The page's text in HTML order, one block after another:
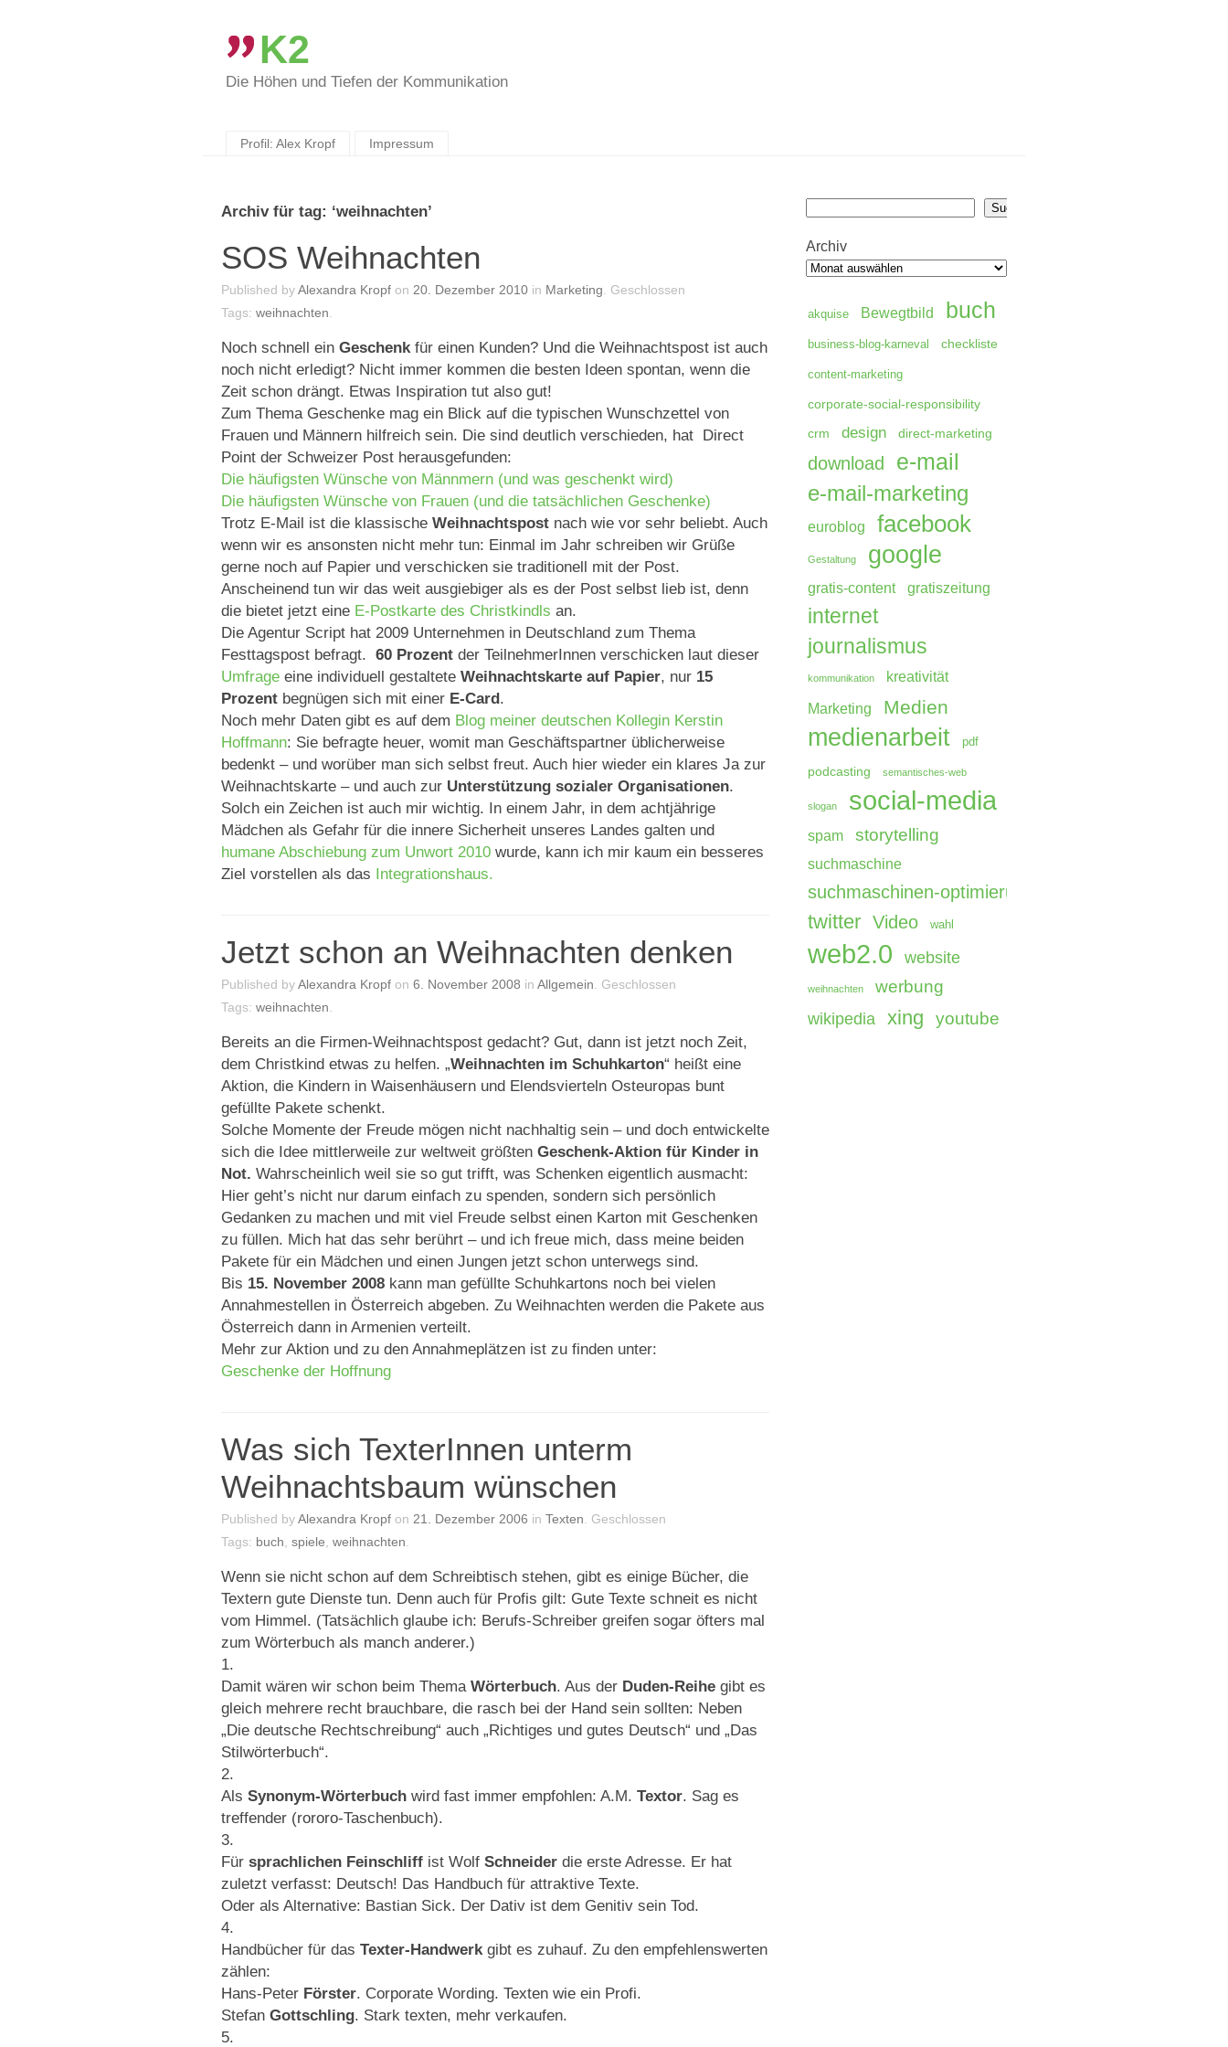
K2
Die Höhen und Tiefen der Kommunikation
Profil: Alex Kropf
Impressum
Archiv für tag: ‘weihnachten’
SOS Weihnachten
Published byAlexandra Kropf on 20. Dezember 2010 in Marketing
Geschlossen
Tags: weihnachten
Noch schnell ein Geschenk für einen Kunden? Und die Weihnachtspost ist auch
noch nicht erledigt? Nicht immer kommen die besten Ideen spontan, wenn die
Zeit schon drängt. Etwas Inspiration tut also gut!
Zum Thema Geschenke mag ein Blick auf die typischen Wunschzettel von
Frauen und Männern hilfreich sein. Die sind deutlich verschieden, hat Direct
Point der Schweizer Post herausgefunden:
Die häufigsten Wünsche von Männmern (und was geschenkt wird)
Die häufigsten Wünsche von Frauen (und die tatsächlichen Geschenke)
Trotz E-Mail ist die klassische Weihnachtspost nach wie vor sehr beliebt. Auch
wenn wir es ansonsten nicht mehr tun: Einmal im Jahr schreiben wir Grüße
gerne noch auf Papier und verschicken sie traditionell mit der Post.
Anscheinend tun wir das weit ausgiebiger als es der Post selbst lieb ist, denn
die bietet jetzt eine E-Postkarte des Christkindls an.
Die Agentur Script hat 2009 Unternehmen in Deutschland zum Thema
Festtagspost befragt. 60 Prozent der TeilnehmerInnen verschicken laut dieser
Umfrage eine individuell gestaltete Weihnachtskarte auf Papier, nur 15
Prozent begnügen sich mit einer E-Card.
Noch mehr Daten gibt es auf dem Blog meiner deutschen Kollegin Kerstin
Hoffmann: Sie befragte heuer, womit man Geschäftspartner üblicherweise
bedenkt – und worüber man sich selbst freut. Auch hier wieder ein klares Ja zur
Weihnachtskarte – und auch zur Unterstützung sozialer Organisationen.
Solch ein Zeichen ist auch mir wichtig. In einem Jahr, in dem achtjährige
Mädchen als Gefahr für die innere Sicherheit unseres Landes galten und
humane Abschiebung zum Unwort 2010 wurde, kann ich mir kaum ein besseres
Ziel vorstellen als das Integrationshaus.
Jetzt schon an Weihnachten denken
Published byAlexandra Kropf on 6. November 2008 in Allgemein
Geschlossen
Tags: weihnachten
Bereits an die Firmen-Weihnachtspost gedacht? Gut, dann ist jetzt noch Zeit,
dem Christkind etwas zu helfen. „Weihnachten im Schuhkarton“ heißt eine
Aktion, die Kindern in Waisenhäusern und Elendsvierteln Osteuropas bunt
gefüllte Pakete schenkt.
Solche Momente der Freude mögen nicht nachhaltig sein – und doch entwickelte
sich die Idee mittlerweile zur weltweit größten Geschenk-Aktion für Kinder in
Not. Wahrscheinlich weil sie so gut trifft, was Schenken eigentlich ausmacht:
Hier geht’s nicht nur darum einfach zu spenden, sondern sich persönlich
Gedanken zu machen und mit viel Freude selbst einen Karton mit Geschenken
zu füllen. Mich hat das sehr berührt – und ich freue mich, dass meine beiden
Pakete für ein Mädchen und einen Jungen jetzt schon unterwegs sind.
Bis 15. November 2008 kann man gefüllte Schuhkartons noch bei vielen
Annahmestellen in Österreich abgeben. Zu Weihnachten werden die Pakete aus
Österreich dann in Armenien verteilt.
Mehr zur Aktion und zu den Annahmeplätzen ist zu finden unter:
Geschenke der Hoffnung
Was sich TexterInnen unterm
Weihnachtsbaum wünschen
Published byAlexandra Kropf on 21. Dezember 2006 in Texten
Geschlossen
Tags: buch spiele weihnachten
Wenn sie nicht schon auf dem Schreibtisch stehen, gibt es einige Bücher, die
Textern gute Dienste tun. Denn auch für Profis gilt: Gute Texte schneit es nicht
vom Himmel. (Tatsächlich glaube ich: Berufs-Schreiber greifen sogar öfters mal
zum Wörterbuch als manch anderer.)
1.
Damit wären wir schon beim Thema Wörterbuch. Aus der Duden-Reihe gibt es
gleich mehrere recht brauchbare, die rasch bei der Hand sein sollten: Neben
„Die deutsche Rechtschreibung“ auch „Richtiges und gutes Deutsch“ und „Das
Stilwörterbuch“.
2.
Als Synonym-Wörterbuch wird fast immer empfohlen: A.M. Textor. Sag es
treffender (rororo-Taschenbuch).
3.
Für sprachlichen Feinschliff ist Wolf Schneider die erste Adresse. Er hat
zuletzt verfasst: Deutsch! Das Handbuch für attraktive Texte.
Oder als Alternative: Bastian Sick. Der Dativ ist dem Genitiv sein Tod.
4.
Handbücher für das Texter-Handwerkgibt es zuhauf. Zu den empfehlenswerten
zählen:
Hans-Peter Förster. Corporate Wording. Texten wie ein Profi.
Stefan Gottschling. Stark texten, mehr verkaufen.
5.
Suchen
Archiv
akquise Bewegtbild buch
business-blog-karneval checkliste
content-marketing
corporate-social-responsibility
crm
design direct-marketing
download e-mail
e-mail-marketing
euroblog facebook
Gestaltung google
gratis-content gratiszeitung
internet
journalismus
kommunikation kreativität
Marketing Medien
medienarbeit pdf
podcasting semantisches-web
slogan social-media
spam storytelling
suchmaschine
suchmaschinen-optimierung
twitter Video wahl
web2.0 website
weihnachten werbung
wikipedia xing youtube